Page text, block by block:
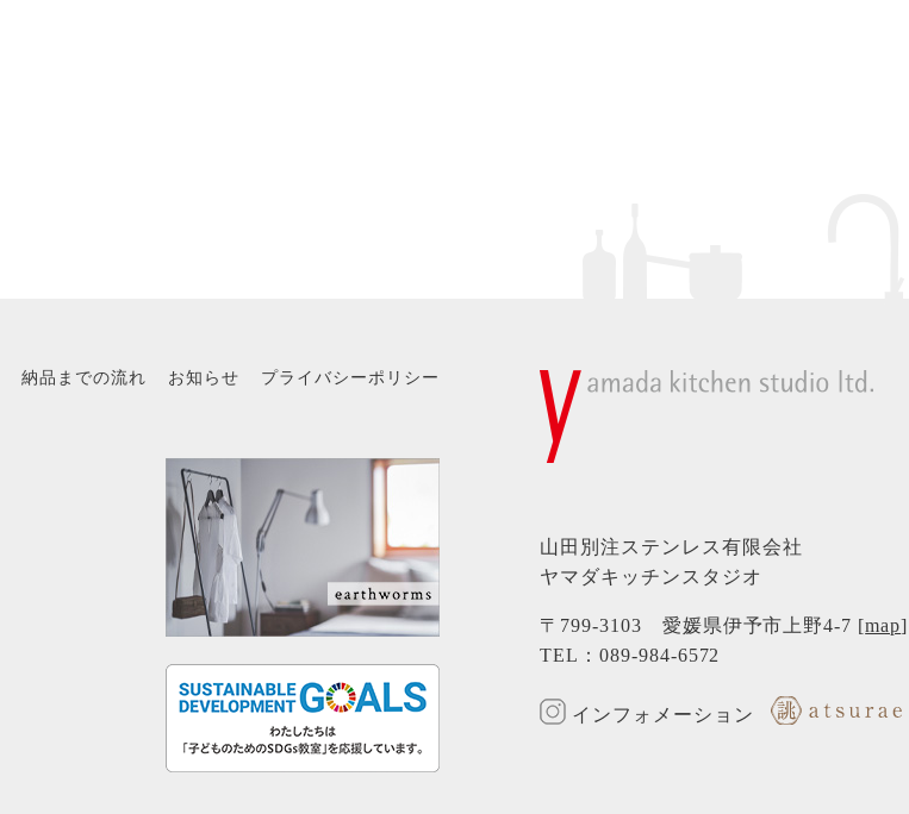
納品までの流れ お知らせ プライバシーポリシー
山田別注ステンレス有限会社
ヤマダキッチンスタジオ
〒799-3103 愛媛県伊予市上野4-7 [map]
TEL： 089-984-6572
インフォメーション